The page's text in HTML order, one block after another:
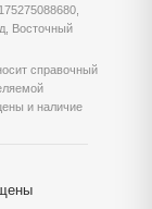
Восточный
справочный
и наличие